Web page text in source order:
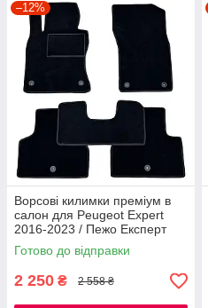
–12%
Ворсові килимки преміум в
салон для Peugeot Expert
2016-2023 / Пежо Експерт
килимки
Готово до відправки
2 250 ₴ 2 558 ₴